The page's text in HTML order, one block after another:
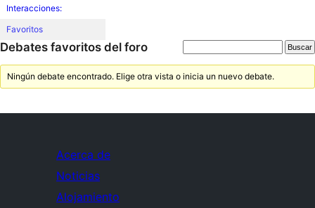
Interacciones:
Favoritos
Debates favoritos del foro
Ningún debate encontrado. Elige otra vista o inicia un nuevo debate.
Acerca de
Noticias
Alojamiento